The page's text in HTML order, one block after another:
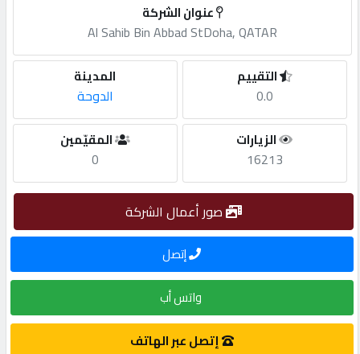
الأقسام
شركات
عنوان الشركة
Al Sahib Bin Abbad StDoha, QATAR
المدينة
الدوحة
التقييم
0.0
المقيّمين
0
الزيارات
16213
صور أعمال الشركة
إتصل
واتس أب
إتصل عبر الهاتف